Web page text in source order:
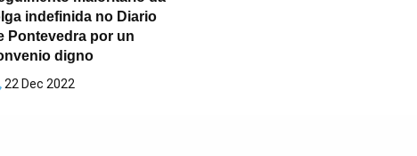
indefinida no Diario
Pontevedra por un
digno
22 Dec 2022